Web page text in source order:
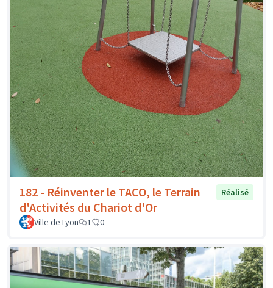
182 - Réinventer le TACO, le Terrain
d'Activités du Chariot d'Or
Réalisé
Ville de Lyon 1 0